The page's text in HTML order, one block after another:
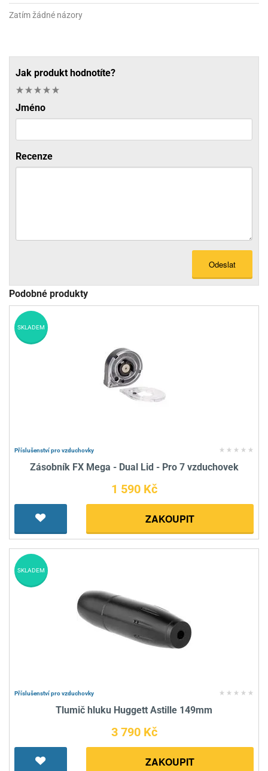
Zatím žádné názory
Jak produkt hodnotíte?
Jméno
Recenze
Odeslat
Podobné produkty
Příslušenství pro vzduchovky
Zásobník FX Mega - Dual Lid - Pro 7 vzduchovek
1 590 Kč
ZAKOUPIT
SKLADEM
Příslušenství pro vzduchovky
Tlumič hluku Huggett Astille 149mm
3 790 Kč
ZAKOUPIT
SKLADEM